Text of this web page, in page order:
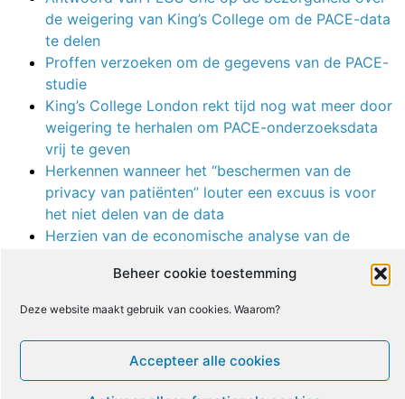
Beheer cookie toestemming
Deze website maakt gebruik van cookies. Waarom?
Accepteer alle cookies
de weigering van King’s College om de PACE-data
te delen
Proffen verzoeken om de gegevens van de PACE-
studie
King’s College London rekt tijd nog wat meer door
weigering te herhalen om PACE-onderzoeksdata
vrij te geven
Herkennen wanneer het “beschermen van de
privacy van patiënten” louter een excuus is voor
het niet delen van de data
Herzien van de economische analyse van de
Een inkijk in de aanval op het delen van data
Trial By Error, vervolgd: vragen voor Dr. White en
Niet-bekendgemaakte belangenconflicten in
reviewprotocol van interventies voor medisch